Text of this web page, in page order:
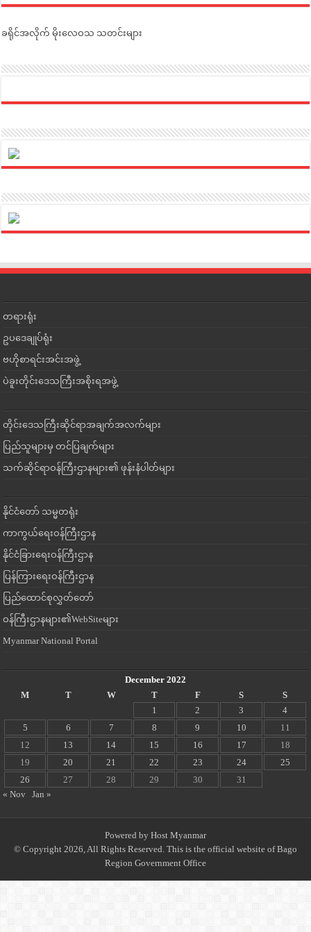
ခရိုင်အလိုက် မိုးလေဝသ သတင်းများ
တရားရုံး
ဥပဒေချုပ်ရုံး
ဗဟိုစာရင်းအင်းအဖွဲ့
ပဲခူးတိုင်းဒေသကြီးအစိုးရအဖွဲ့
တိုင်းဒေသကြီးဆိုင်ရာအချက်အလက်များ
ပြည်သူများမှ တင်ပြချက်များ
သက်ဆိုင်ရာဝန်ကြီးဌာနများ၏ ဖုန်းနံပါတ်များ
နိုင်ငံတော် သမ္မတရုံး
ကာကွယ်ရေးဝန်ကြီးဌာန
နိုင်ငံခြားရေးဝန်ကြီးဌာန
ပြန်ကြားရေးဝန်ကြီးဌာန
ပြည်ထောင်စုလွှတ်တော်
ဝန်ကြီးဌာနများ၏WebSiteများ
Myanmar National Portal
December 2022
M
T W T F S
S
1
2 3
4
5
6 7 8 9 10
11
12
13 14 15 16 17
18
19
20 21 22 23 24
25
26
27 28 29 30
31
« Nov
Jan »
Powered by Host Myanmar
© Copyright 2026, All Rights Reserved. This is the official website of Bago
Region Government Office